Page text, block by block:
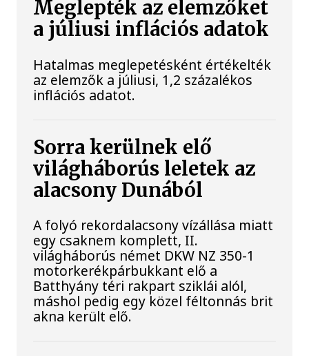
Meglepték az elemzőket
a júliusi inflációs adatok
Hatalmas meglepetésként értékelték
az elemzők a júliusi, 1,2 százalékos
inflációs adatot.
Sorra kerülnek elő
világháborús leletek az
alacsony Dunából
A folyó rekordalacsony vízállása miatt
egy csaknem komplett, II.
világháborús német DKW NZ 350-1
motorkerékpárbukkant elő a
Batthyány téri rakpart sziklái alól,
máshol pedig egy közel féltonnás brit
akna került elő.